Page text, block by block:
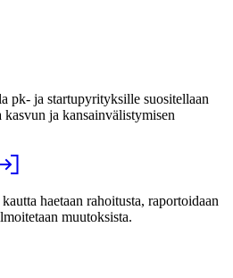
pk- ja startupyrityksille suositellaan
kasvun ja kansainvälistymisen
haetaan rahoitusta, raportoidaan
muutoksista.